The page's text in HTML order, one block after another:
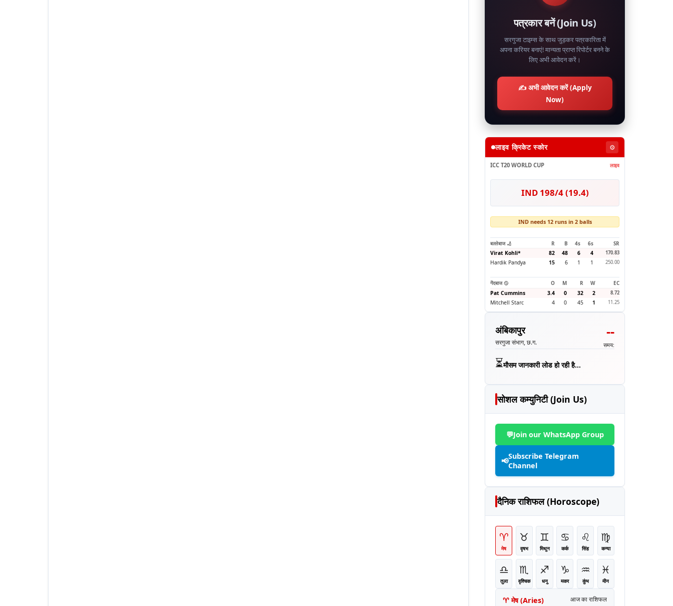
पत्रकार बनें (Join Us)
सरगुजा टाइम्स के साथ जुड़कर पत्रकारिता में
अपना करियर बनाएं! मान्यता प्राप्त रिपोर्टर बनने के
लिए अभी आवेदन करें।
✍️ अभी आवेदन करें (Apply
Now)
लाइव क्रिकेट स्कोर ⚙️
ICC T20 WORLD CUP लाइव
IND 198/4 (19.4)
IND needs 12 runs in 2 balls
बल्लेबाज 🏏 R B 4s 6s
SR
Virat Kohli* 82 48 6 4 170.83
Hardik Pandya 15 6 1 1 250.00
गेंदबाज 🥎 O M R W
EC
Pat Cummins
3.4 0 32 2 8.72
Mitchell Starc 4 0 45 1 11.25
अंबिकापुर
सरगुजा संभाग, छ.ग.
--
समय:
⏳मौसम जानकारी लोड हो रही है...
सोशल कम्युनिटी (Join Us)
💬Join our WhatsApp Group
📢Subscribe Telegram
Channel
दैनिक राशिफल (Horoscope)
♈
मेष
♉
वृषभ
♊
मिथुन
♋
कर्क
♌
सिंह
♍
कन्या
♎
तुला
♏
वृश्चिक
♐
धनु
♑
मकर
♒
कुंभ
♓
मीन
♈ मेष(Aries) आज का राशिफल